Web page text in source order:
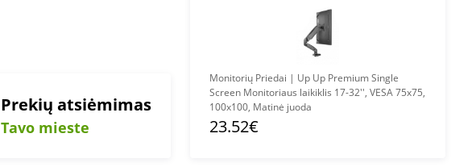
Prekių atsiėmimas
Tavo mieste
Monitorių Priedai | Up Up Premium Single
Screen Monitoriaus laikiklis 17-32'', VESA 75x75,
100x100, Matinė juoda
23.52€